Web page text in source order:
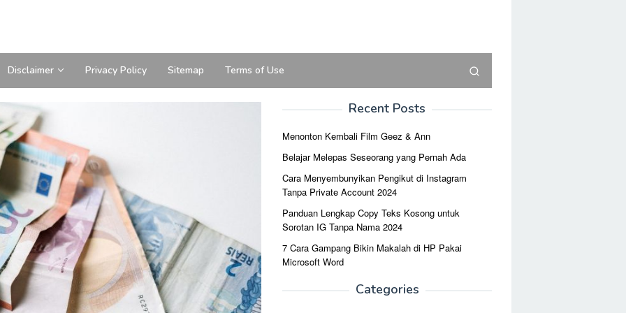
Disclaimer Privacy Policy Sitemap Terms of Use
Recent Posts
Menonton Kembali Film Geez & Ann
Belajar Melepas Seseorang yang Pernah Ada
Cara Menyembunyikan Pengikut di Instagram
Tanpa Private Account 2024
Panduan Lengkap Copy Teks Kosong untuk
Sorotan IG Tanpa Nama 2024
7 Cara Gampang Bikin Makalah di HP Pakai
Microsoft Word
Categories